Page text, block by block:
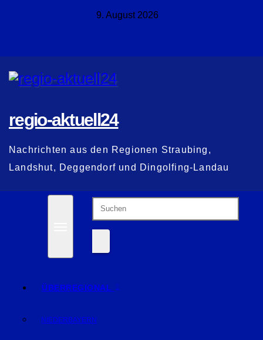
9. August 2026
regio-aktuell24
Nachrichten aus den Regionen Straubing,
Landshut, Deggendorf und Dingolfing-Landau
ÜBERREGIONAL
NIEDERBAYERN